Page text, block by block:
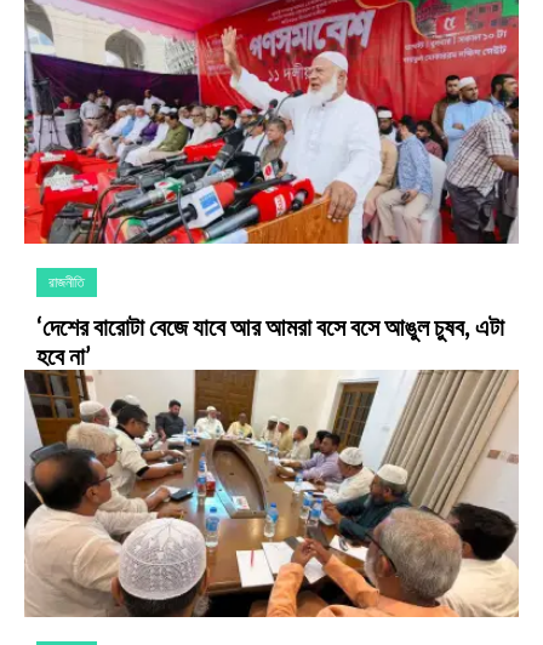
রাজনীতি
‘দেশের বারোটা বেজে যাবে আর আমরা বসে বসে আঙুল চুষব, এটা
হবে না’